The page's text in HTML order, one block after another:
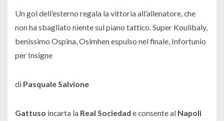
Un gol dell’esterno regala la vittoria all’allenatore, che
non ha sbagliato niente sul piano tattico. Super Koulibaly,
benissimo Ospina, Osimhen espulso nel finale, Infortunio
per Insigne
di Pasquale Salvione
Gattuso incarta la Real Sociedad e consente al Napoli